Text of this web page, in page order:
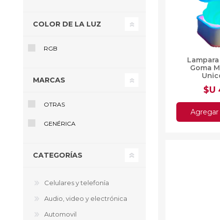
Ofertas
Ciclismo
Goma
$U
Agregar
COLOR DE LA LUZ
RGB
MARCAS
OTRAS
GENÉRICA
CATEGORÍAS
Celulares y telefonía
Audio, video y electrónica
Automovil